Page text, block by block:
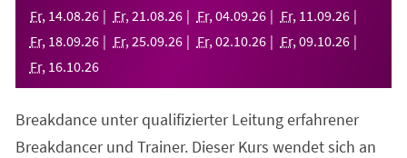
neuen
Tab)
Fr, 14.08.26 Fr, 21 .08.26 Fr, 04.09.26 Fr, 11 .09.26
Fr, 18.09.26 Fr, 25.09.26 Fr, 02.10.26 Fr, 09.10.26
Fr, 16.10.26
Breakdance unter qualifizierter Leitung erfahrener
Breakdancer und Trainer. Dieser Kurs wendet sich an